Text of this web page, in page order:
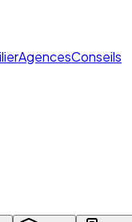
AgencesConseils